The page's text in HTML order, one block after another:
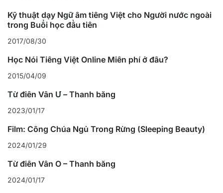
Kỹ thuật dạy Ngữ âm tiếng Việt cho Người nước ngoài
trong Buổi học đầu tiên
2017/08/30
Học Nói Tiếng Việt Online Miễn phí ở đâu?
2015/04/09
Từ điển Vần Ư – Thanh bằng
2023/01/17
Film: Công Chúa Ngủ Trong Rừng (Sleeping Beauty)
2024/01/29
Từ điển Vần Ô – Thanh bằng
2024/01/17